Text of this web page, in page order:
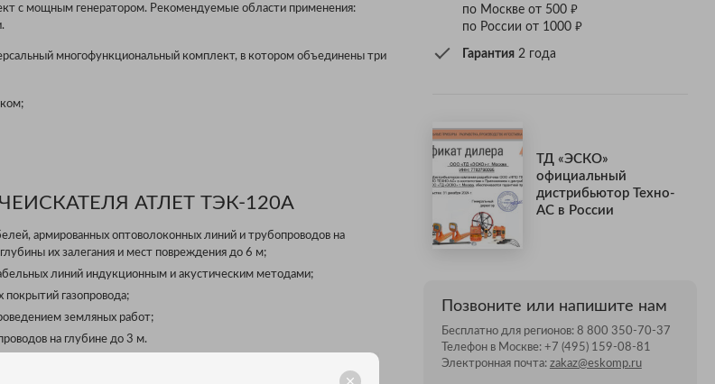
с мощным генератором. Рекомендуемые области применения:
многофункциональный комплект, в котором объединены три
АТЛЕТ ТЭК-120А
армированных оптоволоконных линий и трубопроводов на
их залегания и мест повреждения до 6 м;
линий индукционным и акустическим методами;
покрытий газопровода;
земляных работ;
на глубине до 3 м.
по Москве от 500 ₽
по России от 1000 ₽
Гарантия2 года
ТД «ЭСКО»
официальный
дистрибьютор Техно-
АС в России
Позвоните или напишите нам
Бесплатно для регионов: 8 800 350-70-37
Телефон в Москве: +7 (495) 159-08-81
Электронная почта: zakaz@eskomp.ru